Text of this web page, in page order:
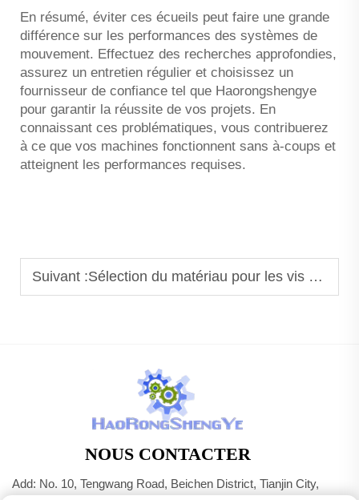
En résumé, éviter ces écueils peut faire une grande
différence sur les performances des systèmes de
mouvement. Effectuez des recherches approfondies,
assurez un entretien régulier et choisissez un
fournisseur de confiance tel que Haorongshengye
pour garantir la réussite de vos projets. En
connaissant ces problématiques, vous contribuerez
à ce que vos machines fonctionnent sans à-coups et
atteignent les performances requises.
Suivant :Sélection du matériau pour les vis à billes destinées aux applications à forte charge
NOUS CONTACTER
Add: No. 10, Tengwang Road, Beichen District, Tianjin City,